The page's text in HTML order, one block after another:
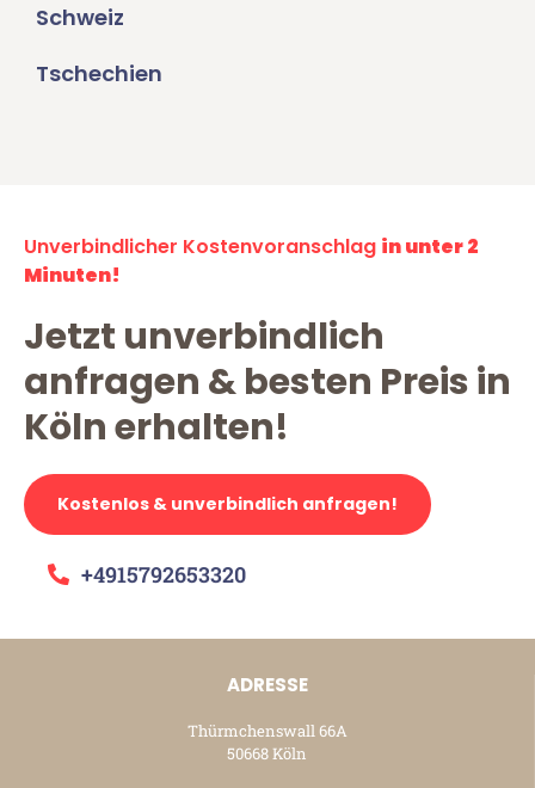
Schweiz
Tschechien
Unverbindlicher Kostenvoranschlag in unter 2
Minuten!
Jetzt unverbindlich
anfragen & besten Preis in
Köln erhalten!
Kostenlos & unverbindlich anfragen!
+4915792653320
ADRESSE
Thürmchenswall 66A
50668 Köln